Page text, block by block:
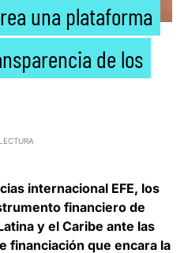
una plataforma
de los
internacional EFE, los
financiero de
y el Caribe ante las
financiación que encara la